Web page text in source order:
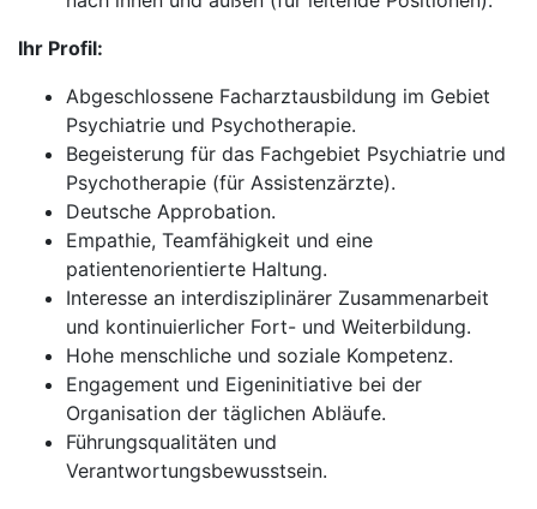
Ihr Profil:
Abgeschlossene Facharztausbildung im Gebiet
Psychiatrie und Psychotherapie.
Begeisterung für das Fachgebiet Psychiatrie und
Psychotherapie (für Assistenzärzte).
Deutsche Approbation.
Empathie, Teamfähigkeit und eine
patientenorientierte Haltung.
Interesse an interdisziplinärer Zusammenarbeit
und kontinuierlicher Fort- und Weiterbildung.
Hohe menschliche und soziale Kompetenz.
Engagement und Eigeninitiative bei der
Organisation der täglichen Abläufe.
Führungsqualitäten und
Verantwortungsbewusstsein.